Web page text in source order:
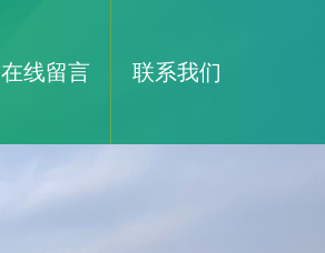
在线留言 联系我们